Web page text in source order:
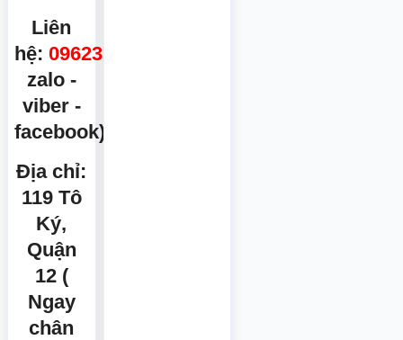
Liên
hệ: 0962371473
zalo -
viber -
facebook)
Địa chỉ:
119 Tô
Ký,
Quận
12 (
Ngay
chân